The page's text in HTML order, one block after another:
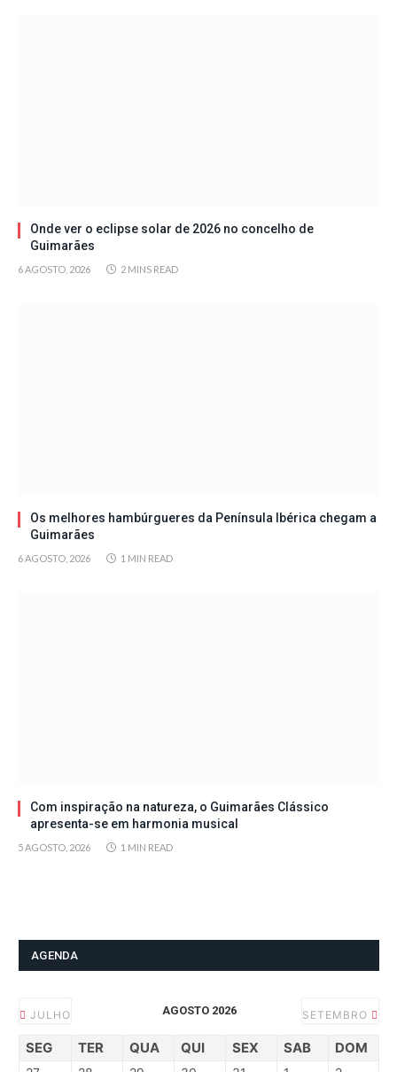
Onde ver o eclipse solar de 2026 no concelho de
Guimarães
6 AGOSTO, 2026 2 MINS READ
Os melhores hambúrgueres da Península Ibérica chegam a
Guimarães
6 AGOSTO, 2026 1 MIN READ
Com inspiração na natureza, o Guimarães Clássico
apresenta-se em harmonia musical
5 AGOSTO, 2026 1 MIN READ
AGENDA
JULHO AGOSTO 2026 SETEMBRO
SEG TER QUA QUI SEX SAB DOM